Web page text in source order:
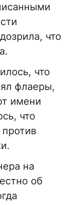
что
что
флаеры,
имени
что
на
об